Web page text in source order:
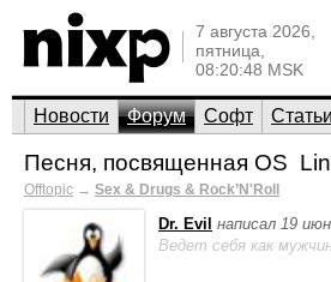
7 августа 2026,
пятница,
08:20:48 MSK
Новости Форум Софт Статьи
Песня, посвященная OS
Offtopic → Sex & Drugs & Rock’N'Roll
Dr. Evil написал 19
Ведет себя как